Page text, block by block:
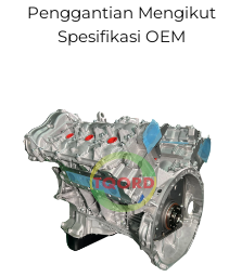
Penggantian Mengikut
Spesifikasi OEM